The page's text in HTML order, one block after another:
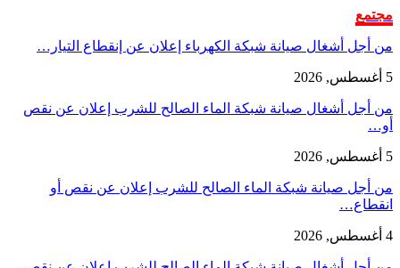
مجتمع
من أجل أشغال صيانة شبكة الكهرباء إعلان عن إنقطاع التيار…
5 أغسطس, 2026
من أجل أشغال صيانة شبكة الماء الصالح للشرب إعلان عن نقص
أو…
5 أغسطس, 2026
من أجل صيانة شبكة الماء الصالح للشرب إعلان عن نقص أو
انقطاع…
4 أغسطس, 2026